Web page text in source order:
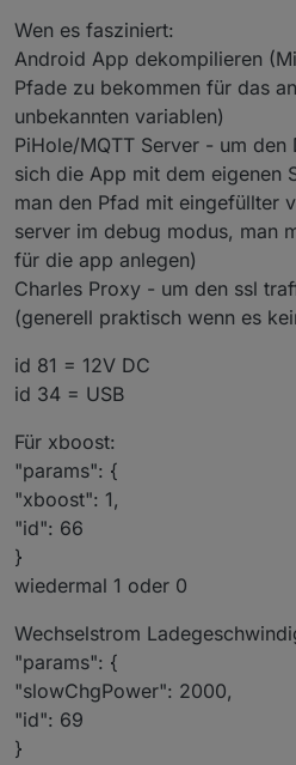
Wen es fasziniert:
Android App dekompilieren
Pfade zu bekommen für das
unbekannten variablen)
PiHole/MQTT Server - um den
sich die App mit dem eigenen
man den Pfad mit eingefüllter
server im debug modus, man
für die app anlegen)
Charles Proxy - um den ssl
(generell praktisch wenn es
id 81 = 12V DC
id 34 = USB
Für xboost:
"params": {
"xboost": 1,
"id": 66
}
wiedermal 1 oder 0
Wechselstrom
"params": {
"slowChgPower": 2000,
"id": 69
}